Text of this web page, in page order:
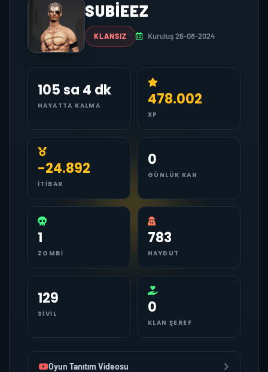
SUBIEEZ
KLANSIZ Kuruluş 26-08-2024
105 sa 4 dk
HAYATTA KALMA 478.002
XP
-24.892
İTIBAR
0
GÜNLÜK KAN
1
ZOMBI
783
HAYDUT
129
SIVIL 0
KLAN ŞEREF
Oyun Tanıtım Videosu